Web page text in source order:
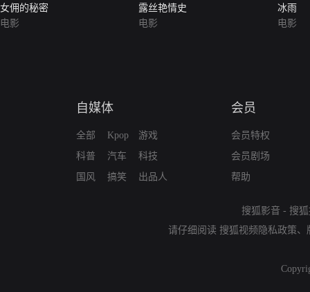
女佣的秘密
电影
露丝艳情史
电影
冰雨
电影
自媒体
全部
科普
国风
Kpop
汽车
搞笑
游戏
科技
出品人
会员
会员特权
会员剧场
帮助
搜狐影音 - 搜
请仔细阅读 搜狐视频隐私政策、